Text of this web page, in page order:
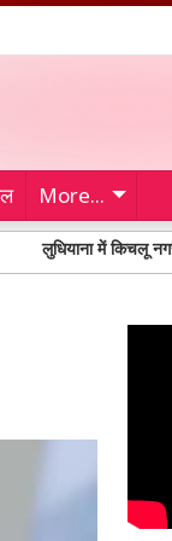
More...
में किचलू नगर में 20 फुट